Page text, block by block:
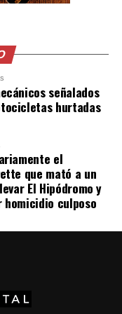
viajó a México en
del salvoconducto
de la presidenta
señalados
hurtadas
el
que mató a un
El Hipódromo y
homicidio culposo